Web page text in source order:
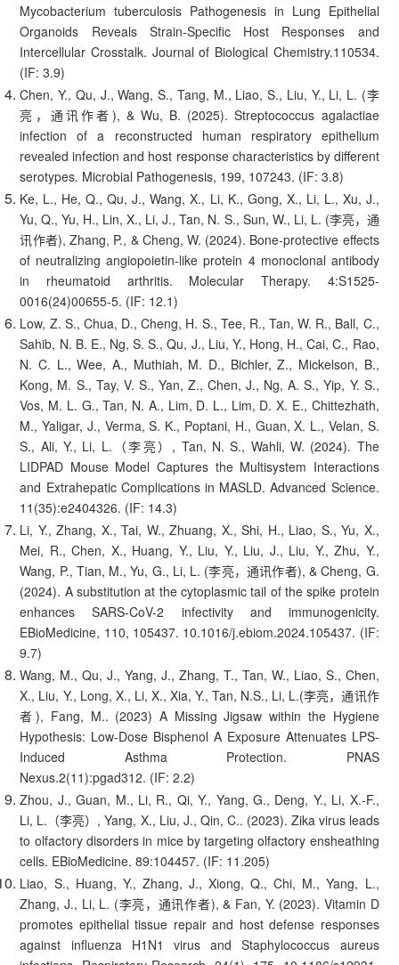
Mycobacterium tuberculosis Pathogenesis in Lung Epithelial
Organoids Reveals Strain-Specific Host Responses and
Intercellular Crosstalk. Journal of Biological Chemistry.110534.
(IF: 3.9)
Chen, Y., Qu, J., Wang, S., Tang, M., Liao, S., Liu, Y., Li, L. (李
亮，通讯作者), & Wu, B. (2025). Streptococcus agalactiae
infection of a reconstructed human respiratory epithelium
revealed infection and host response characteristics by different
serotypes. Microbial Pathogenesis, 199, 107243. (IF: 3.8)
Ke, L., He, Q., Qu, J., Wang, X., Li, K., Gong, X., Li, L., Xu, J.,
Yu, Q., Yu, H., Lin, X., Li, J., Tan, N. S., Sun, W., Li, L. (李亮，通
讯作者), Zhang, P., & Cheng, W. (2024). Bone-protective effects
of neutralizing angiopoietin-like protein 4 monoclonal antibody
in rheumatoid arthritis. Molecular Therapy. 4:S1525-
0016(24)00655-5. (IF: 12.1)
Low, Z. S., Chua, D., Cheng, H. S., Tee, R., Tan, W. R., Ball, C.,
Sahib, N. B. E., Ng, S. S., Qu, J., Liu, Y., Hong, H., Cai, C., Rao,
N. C. L., Wee, A., Muthiah, M. D., Bichler, Z., Mickelson, B.,
Kong, M. S., Tay, V. S., Yan, Z., Chen, J., Ng, A. S., Yip, Y. S.,
Vos, M. L. G., Tan, N. A., Lim, D. L., Lim, D. X. E., Chittezhath,
M., Yaligar, J., Verma, S. K., Poptani, H., Guan, X. L., Velan, S.
S., Ali, Y., Li, L.（李亮）, Tan, N. S., Wahli, W. (2024). The
LIDPAD Mouse Model Captures the Multisystem Interactions
and Extrahepatic Complications in MASLD. Advanced Science.
11(35):e2404326. (IF: 14.3)
Li, Y., Zhang, X., Tai, W., Zhuang, X., Shi, H., Liao, S., Yu, X.,
Mei, R., Chen, X., Huang, Y., Liu, Y., Liu, J., Liu, Y., Zhu, Y.,
Wang, P., Tian, M., Yu, G., Li, L. (李亮，通讯作者), & Cheng, G.
(2024). A substitution at the cytoplasmic tail of the spike protein
enhances SARS-CoV-2 infectivity and immunogenicity.
EBioMedicine, 110, 105437. 10.1016/j.ebiom.2024.105437. (IF:
9.7)
Wang, M., Qu, J., Yang, J., Zhang, T., Tan, W., Liao, S., Chen,
X., Liu, Y., Long, X., Li, X., Xia, Y., Tan, N.S., Li, L.(李亮，通讯作
者), Fang, M.. (2023) A Missing Jigsaw within the Hygiene
Hypothesis: Low-Dose Bisphenol A Exposure Attenuates LPS-
Induced Asthma Protection. PNAS
Nexus.2(11):pgad312. (IF: 2.2)
Zhou, J., Guan, M., Li, R., Qi, Y., Yang, G., Deng, Y., Li, X.-F.,
Li, L.（李亮）, Yang, X., Liu, J., Qin, C.. (2023). Zika virus leads
to olfactory disorders in mice by targeting olfactory ensheathing
cells. EBioMedicine. 89:104457. (IF: 11.205)
Liao, S., Huang, Y., Zhang, J., Xiong, Q., Chi, M., Yang, L.,
Zhang, J., Li, L. (李亮，通讯作者), & Fan, Y. (2023). Vitamin D
promotes epithelial tissue repair and host defense responses
against influenza H1N1 virus and Staphylococcus aureus